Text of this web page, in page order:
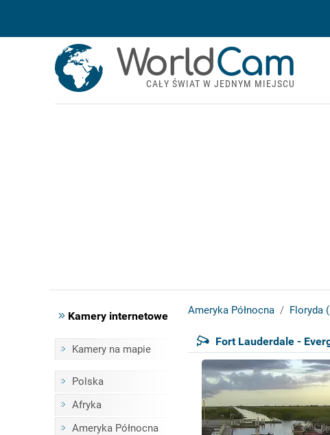
WorldCam
CAŁY ŚWIAT W JEDNYM MIEJSCU
Kamery internetowe
Kamery na mapie
Polska
Afryka
Ameryka Północna
Ameryka Północna Floryda
Fort Lauderdale -